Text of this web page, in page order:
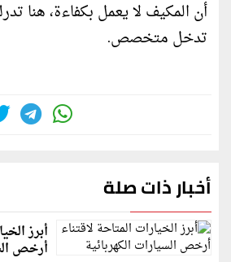
أن المكيف لا يعمل بكفاءة، هنا
تدخل متخصص.
أخبار ذات صلة
أبرز
أرخص